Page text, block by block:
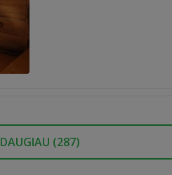
DAUGIAU (287)